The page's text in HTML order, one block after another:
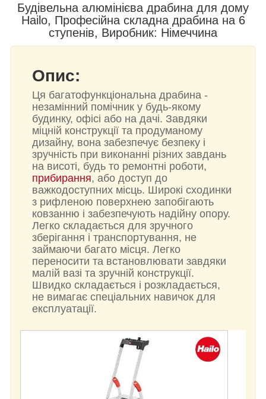
Будівельна алюмінієва драбина для дому
Hailo, Професійна складна драбина на 6
ступенів, Виробник: Німеччина
Опис:
Ця багатофункціональна драбина -
незамінний помічник у будь-якому
будинку, офісі або на дачі. Завдяки
міцній конструкції та продуманому
дизайну, вона забезпечує безпеку і
зручність при виконанні різних завдань
на висоті, будь то ремонтні роботи,
прибирання, або доступ до
важкодоступних місць. Широкі сходинки
з рифленою поверхнею запобігають
ковзанню і забезпечують надійну опору.
Легко складається для зручного
зберігання і транспортування, не
займаючи багато місця. Легко
переносити та встановлювати завдяки
малій вазі та зручній конструкції.
Швидко складається і розкладається,
не вимагає спеціальних навичок для
експлуатації.